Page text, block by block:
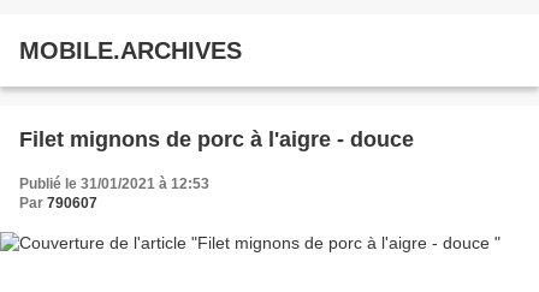
MOBILE.ARCHIVES
Filet mignons de porc à l'aigre - douce
Publié le 31/01/2021 à 12:53
Par 790607